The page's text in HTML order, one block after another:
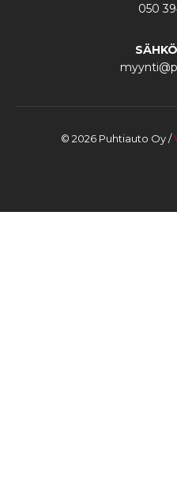
050
© 2026 Puhtiauto Oy /